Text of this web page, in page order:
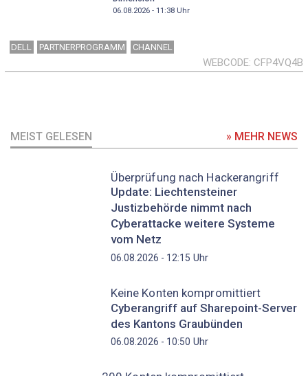
06.08.2026 - 11:38Uhr
DELL PARTNERPROGRAMM CHANNEL
WEBCODE CFP4VQ4B
MEIST GELESEN » MEHR NEWS
Überprüfung nach Hackerangriff
Update: Liechtensteiner
Justizbehörde nimmt nach
Cyberattacke weitere Systeme
vom Netz
06.08.2026 - 12:15 Uhr
Keine Konten kompromittiert
Cyberangriff auf Sharepoint-Server
des Kantons Graubünden
06.08.2026 - 10:50 Uhr